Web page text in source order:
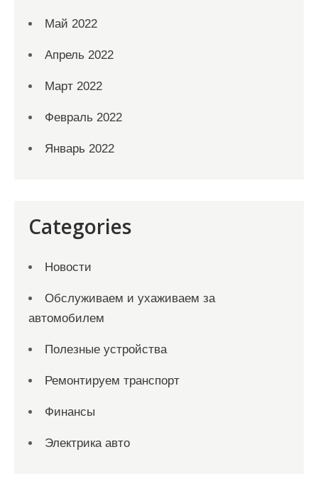
Май 2022
Апрель 2022
Март 2022
Февраль 2022
Январь 2022
Categories
Новости
Обслуживаем и ухаживаем за
автомобилем
Полезные устройства
Ремонтируем транспорт
Финансы
Электрика авто